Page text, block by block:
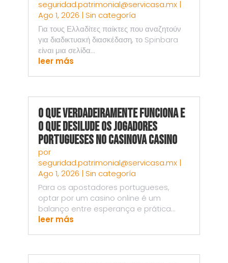
seguridad.patrimonial@servicasa.mx|
Ago 1, 2026 | Sin categoría
Για τους Ελλαδίτες παίκτες που αναζητούν
για διαδικτυακή διασκέδαση, το Spinbara
είναι μια σελίδα...
leer más
O Que Verdadeiramente Funciona e
o Que Desilude os Jogadores
Portugueses no Casinova Casino
por
seguridad.patrimonial@servicasa.mx|
Ago 1, 2026 | Sin categoría
Para os apostadores portugueses,
optar por um casino online é um
balanço entre esperança e prática...
leer más